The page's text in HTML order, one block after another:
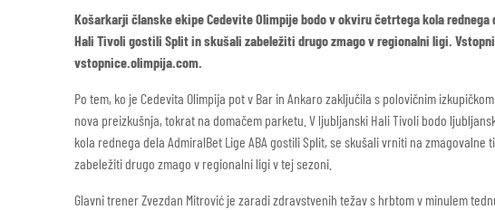
Košarkarji članske ekipe Cedevite Olimpije bodo v okviru četrtega kola rednega
Hali Tivoli gostili Split in skušali zabeležiti drugo zmago v regionalni ligi.
vstopnice.olimpija.com.
Po tem, ko je Cedevita Olimpija pot v Bar in Ankaro zaključila s polovičnim
nova preizkušnja, tokrat na domačem parketu. V ljubljanski Hali Tivoli bodo
kola rednega dela AdmiralBet Lige ABA gostili Split, se skušali vrniti na
zabeležiti drugo zmago v regionalni ligi v tej sezoni.
Glavni trener Zvezdan Mitrović je zaradi zdravstvenih težav s hrbtom v minulem